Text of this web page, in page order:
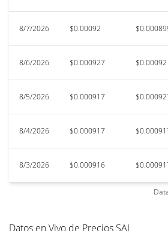
8/7/2026 $0.00092
8/6/2026 $0.000927 $0.00092
8/5/2026 $0.000917
8/4/2026 $0.000917
8/3/2026 $0.000916
Datos en Vivo de Precios SAI